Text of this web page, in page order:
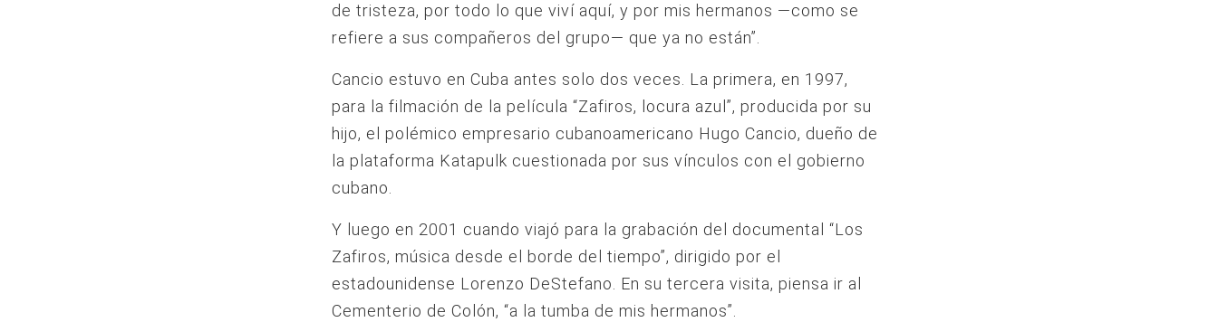
de tristeza, por todo lo que viví aquí, y por mis hermanos —como se
refiere a sus compañeros del grupo— que ya no están”.
Cancio estuvo en Cuba antes solo dos veces. La primera, en 1997,
para la filmación de la película “Zafiros, locura azul”, producida por su
hijo, el polémico empresario cubanoamericano Hugo Cancio, dueño de
la plataforma Katapulk cuestionada por sus vínculos con el gobierno
cubano.
Y luego en 2001 cuando viajó para la grabación del documental “Los
Zafiros, música desde el borde del tiempo”, dirigido por el
estadounidense Lorenzo DeStefano. En su tercera visita, piensa ir al
Cementerio de Colón, “a la tumba de mis hermanos”.